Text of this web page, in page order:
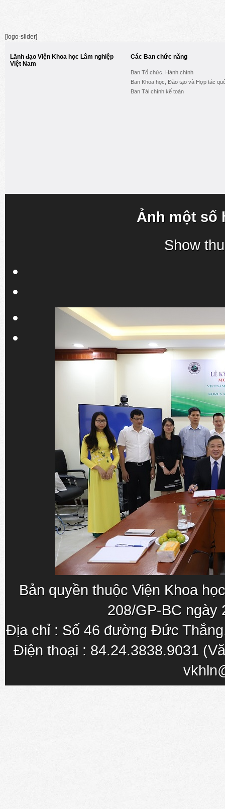
[logo-slider]
Lãnh đạo Viện Khoa học Lâm nghiệp
Việt Nam
Các Ban chức năng
Ban Tổ chức, Hành chính
Ban Khoa học, Đào tạo và Hợp tác
Ban Tài chính kế toán
Ảnh một số
Show
Bản quyền thuộc Viện Khoa
208/GP-BC ngày
Địa chỉ : Số 46 đường Đức
Điện thoại : 84.24.3838.9031